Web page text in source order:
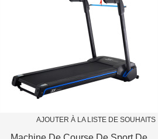
AJOUTER À LA LISTE DE SOUHAITS